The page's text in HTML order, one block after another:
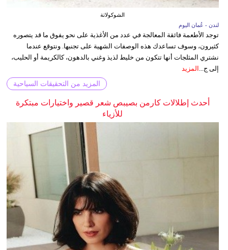
الشوكولاتة
لندن - عُمان اليوم
توجد الأطعمة فائقة المعالجة في عدد من الأغذية على نحو يفوق ما قد يتصوره
كثيرون، وسوف تساعدك هذه الوصفات الشهية على تجنبها. ونتوقع عندما
نشتري المثلجات أنها تتكون من خليط لذيذ وغني بالدهون، كالكريمة أو الحليب،
إلى ج... المزيد
المزيد من التحقيقات السياحية
أحدث إطلالات كارمن بصيبص شعر قصير واختيارات مبتكرة
للأزياء